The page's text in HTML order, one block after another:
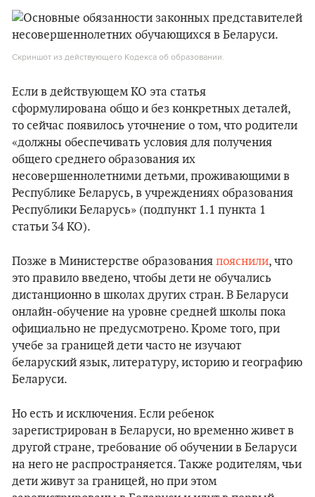
Скриншот из действующего Кодекса об образовании.
Если в действующем КО эта статья
сформулирована общо и без конкретных деталей,
то сейчас появилось уточнение о том, что родители
«должны обеспечивать условия для получения
общего среднего образования их
несовершеннолетними детьми, проживающими в
Республике Беларусь, в учреждениях образования
Республики Беларусь» (подпункт 1.1 пункта 1
статьи 34 КО).
Позже в Министерстве образования пояснили, что
это правило введено, чтобы дети не обучались
дистанционно в школах других стран. В Беларуси
онлайн-обучение на уровне средней школы пока
официально не предусмотрено. Кроме того, при
учебе за границей дети часто не изучают
беларуский язык, литературу, историю и географию
Беларуси.
Но есть и исключения. Если ребенок
зарегистрирован в Беларуси, но временно живет в
другой стране, требование об обучении в Беларуси
на него не распространяется. Также родителям, чьи
дети живут за границей, но при этом